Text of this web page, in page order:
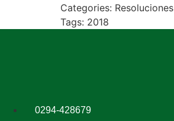
Categories: Resoluciones
Tags: 2018
0294-428679